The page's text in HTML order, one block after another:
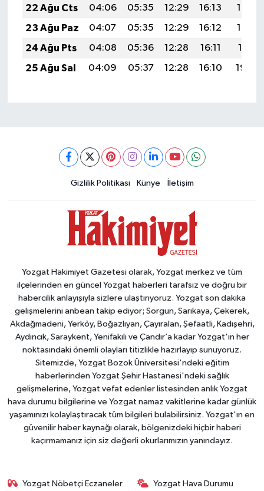
22 Ağu Cts 04:06 05:35 12:29 16:13
19:14
23 Ağu Paz
04:07 05:35 12:29 16:12
19:12
24 Ağu Pts
04:08 05:36 12:28 16:11
19:11
25 Ağu Sal
04:09 05:37 12:28 16:10 19:09
Gizlilik Politikası Künye İletişim
Yozgat Hakimiyet Gazetesi olarak, Yozgat merkez ve tüm
ilçelerinden en güncel Yozgat haberleri tarafsız ve doğru bir
habercilik anlayışıyla sizlere ulaştırıyoruz. Yozgat son dakika
gelişmelerini anbean takip ediyor; Sorgun, Sarıkaya, Çekerek,
Akdağmadeni, Yerköy, Boğazlıyan, Çayıralan, Şefaatli, Kadışehri,
Aydıncık, Saraykent, Yenifakılı ve Çandır’a kadar Yozgat'ın her
noktasındaki önemli olayları titizlikle hazırlayıp sunuyoruz.
Sitemizde, Yozgat Bozok Üniversitesi'ndeki eğitim
haberlerinden Yozgat Şehir Hastanesi'ndeki sağlık
gelişmelerine, Yozgat vefat edenler listesinden anlık Yozgat
hava durumu bilgilerine ve Yozgat namaz vakitlerine kadar günlük
yaşamınızı kolaylaştıracak tüm bilgileri bulabilirsiniz. Yozgat'ın en
güvenilir haber kaynağı olarak, bölgenizdeki hiçbir haberi
kaçırmamanız için siz değerli okurlarımızın yanındayız.
Yozgat Nöbetçi Eczaneler Yozgat Hava Durumu